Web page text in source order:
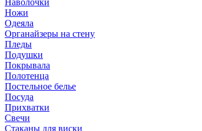
Наволочки
Ножи
Одеяла
Органайзеры на стену
Пледы
Подушки
Покрывала
Полотенца
Постельное белье
Посуда
Прихватки
Свечи
Стаканы для виски